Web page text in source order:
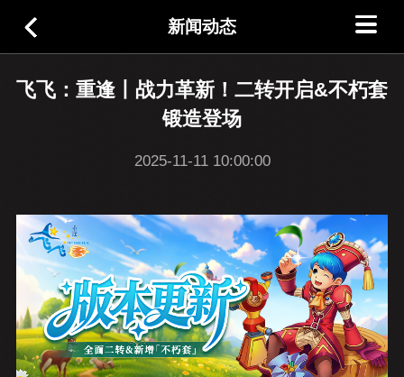
新闻动态
飞飞：重逢丨战力革新！二转开启&不朽套
锻造登场
2025-11-11 10:00:00